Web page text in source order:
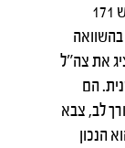
בשנתיים האחרונות נהרגו רק באיו"ש 171
את צה"ל
הם
לב, צבא
הנכון